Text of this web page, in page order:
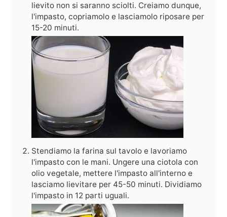
lievito non si saranno sciolti. Creiamo dunque,
l'impasto, copriamolo e lasciamolo riposare per
15-20 minuti.
Stendiamo la farina sul tavolo e lavoriamo
l'impasto con le mani. Ungere una ciotola con
olio vegetale, mettere l'impasto all'interno e
lasciamo lievitare per 45-50 minuti. Dividiamo
l'impasto in 12 parti uguali.